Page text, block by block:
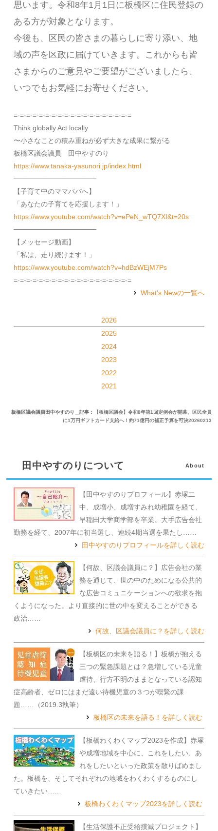
思います。令和8年1月1日に板橋区に住民登録の
ある方が対象となります。
今後も、区民の皆さまの暮らしに寄り添い、地
域の声を区政に届けていきます。これからも皆
さまからのご意見やご要望がございましたら、
いつでもお気軽にお寄せください。
=-=-=-=-=-=-=-=-=-=-=-=-=-=-=-=-=-=-=
Think globally Act locally
〜小さなことの積み重ねが必ず大きな成果に繋がる
板橋区議会議員 田中やすのり
https://www.tanaka-yasunori.jp/index.html
─────────────────
【子育て中のママパパへ】
「あなたの子育てを応援します！」
https://www.youtube.com/watch?v=ePeN_wTQ7XI&t=20s
─────────────────
【メッセージ動画】
「私は、走り続けます！」
https://www.youtube.com/watch?v=hdBzWEjM7Ps
=-=-=-=-=-=-=-=-=-=-=-=-=-=-=-=-=-=-=
What's Newの一覧へ
2026
2025
2024
2023
2022
2021
板橋区議会議員田中やすのり＿記事：
【板橋区議会】令和8年第1回定例会が開幕、区民全員
に1万円ギフトカード支給へ！約71億円の補正予算を可決20260213
田中やすのりについて About
【田中やすのりプロフィール】赤塚二
中、成増小、成増すみれ幼稚園を経て、
早稲田大学商学部を卒業。大手広告会社
勤務を経て、2007年に初当選し、連続4期当選を果たし……
田中やすのりプロフィールを詳しく読む
【何故、区議会議員に？】広告会社の業
務を通じて、世の中のためになる公共的
な広告コミュニケーションへの欲求を抱
くようになった。より直接的に世の中を変えることができる
政治……
何故、区議会議員に？を詳しく読む
【板橋区の未来を語る！】板橋が抱える
三つの緊急課題とは？急増している児童
虐待、行方不明のままとなっている認知
症高齢者、ゼロにはまだ遠い待機児童の３つが喫緊の課
題……（2019.3執筆）
板橋区の未来を語る！を詳しく読む
【板橋わくわくマップ2023を作成】赤塚
や成増地域を中心に、これをしたい、あ
れをしたいといった政策を散りばめまし
た。板橋を、そしてそれぞれの地域をわくわくするものにし
ていきたい……
板橋わくわくマップ2023を詳しく読む
【生活保護不正受給撲滅プロジェクト】